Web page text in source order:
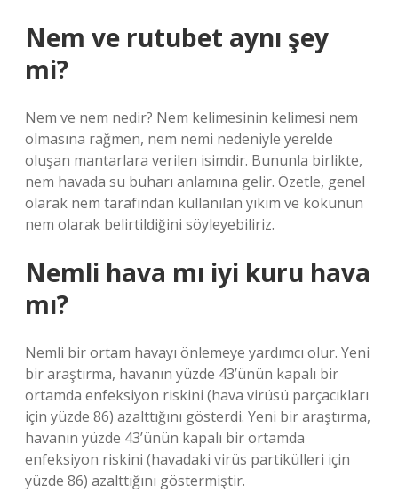
Nem ve rutubet aynı şey
mi?
Nem ve nem nedir? Nem kelimesinin kelimesi nem
olmasına rağmen, nem nemi nedeniyle yerelde
oluşan mantarlara verilen isimdir. Bununla birlikte,
nem havada su buharı anlamına gelir. Özetle, genel
olarak nem tarafından kullanılan yıkım ve kokunun
nem olarak belirtildiğini söyleyebiliriz.
Nemli hava mı iyi kuru hava
mı?
Nemli bir ortam havayı önlemeye yardımcı olur. Yeni
bir araştırma, havanın yüzde 43’ünün kapalı bir
ortamda enfeksiyon riskini (hava virüsü parçacıkları
için yüzde 86) azalttığını gösterdi. Yeni bir araştırma,
havanın yüzde 43’ünün kapalı bir ortamda
enfeksiyon riskini (havadaki virüs partikülleri için
yüzde 86) azalttığını göstermiştir.